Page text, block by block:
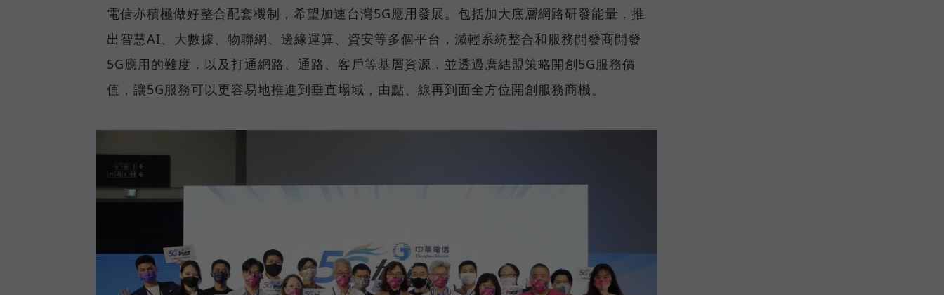
電信亦積極做好整合配套機制，希望加速台灣5G應用發展。包括加大底層網路研發能量，推
出智慧AI、大數據、物聯網、邊緣運算、資安等多個平台，減輕系統整合和服務開發商開發
5G應用的難度，以及打通網路、通路、客戶等基層資源，並透過廣結盟策略開創5G服務價
值，讓5G服務可以更容易地推進到垂直場域，由點、線再到面全方位開創服務商機。